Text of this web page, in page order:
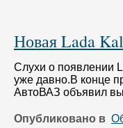
Новая Lada
Слухи о появлении
уже давно.В конце
АвтоВАЗ объявил
Опубликовано в